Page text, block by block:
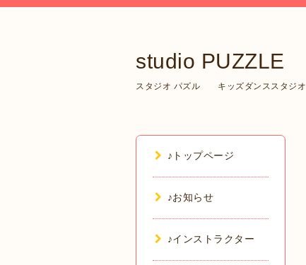
studio PUZZLE
スタジオ パズル キッズダンススタジオ
♪トップページ
♪お知らせ
♪インストラクター